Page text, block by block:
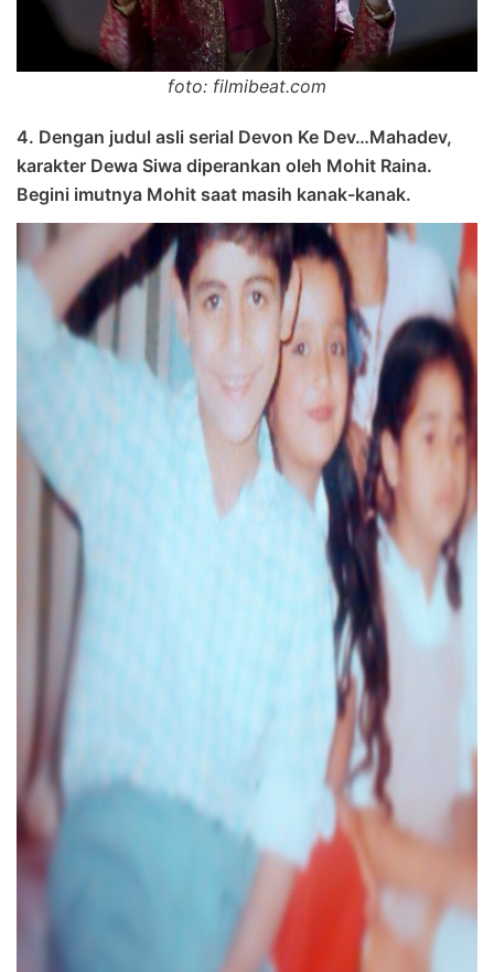
foto: filmibeat.com
4. Dengan judul asli serial Devon Ke Dev…Mahadev,
karakter Dewa Siwa diperankan oleh Mohit Raina.
Begini imutnya Mohit saat masih kanak-kanak.